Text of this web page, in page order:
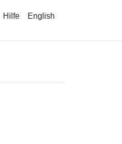
Hilfe English